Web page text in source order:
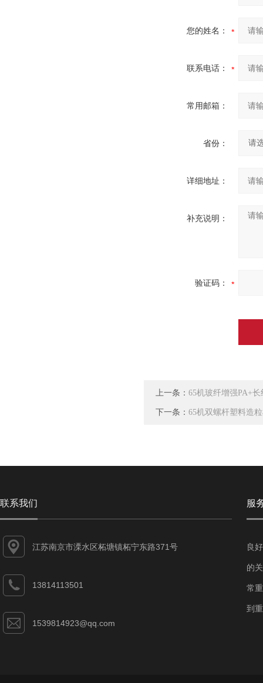
您的姓名：
联系电话：
常用邮箱：
省份：
详细地址：
补充说明：
验证码：
上一条： 65机玻纤增强PA+
下一条： 65机双螺杆塑料造
联系我们
江苏南京市溧水区柘塘镇柘宁东路371号
13814113501
1539814923@qq.com
服
良
的
常
到